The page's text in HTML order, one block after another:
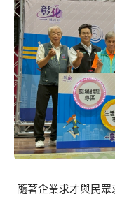
隨著企業求才與民